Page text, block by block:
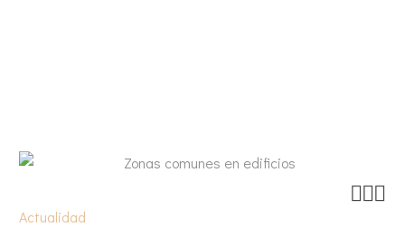

Actualidad